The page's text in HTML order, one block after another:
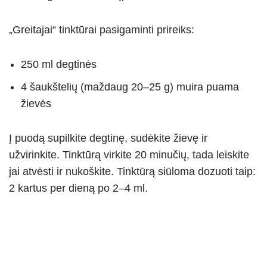
„Greitajai“ tinktūrai pasigaminti prireiks:
250 ml degtinės
4 šaukštelių (maždaug 20–25 g) muira puama
žievės
Į puodą supilkite degtinę, sudėkite žievę ir
užvirinkite. Tinktūrą virkite 20 minučių, tada leiskite
jai atvėsti ir nukoškite. Tinktūrą siūloma dozuoti taip:
2 kartus per dieną po 2–4 ml.